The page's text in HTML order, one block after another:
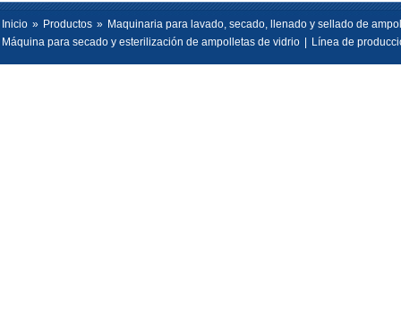
Inicio » Productos » Maquinaria para lavado, secado, llenado y sellado de
Máquina para secado y esterilización de ampolletas de vidrio
Línea de